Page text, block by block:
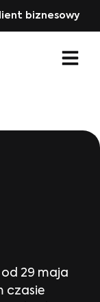
biznesowy
29 maja
czasie